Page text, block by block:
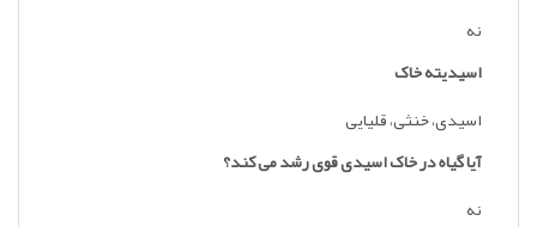
نه
اسیدیته خاک
اسیدی، خنثی، قلیایی
آیا گیاه در خاک اسیدی قوی رشد می کند؟
نه